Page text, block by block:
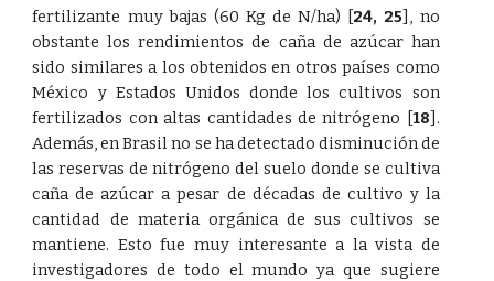
fertilizante muy bajas (60 Kg de N/ha) [24, 25] , no
obstante los rendimientos de caña de azúcar han
sido similares a los obtenidos en otros países como
México y Estados Unidos donde los cultivos son
fertilizados con altas cantidades de nitrógeno [18] .
Además, en Brasil no se ha detectado disminución de
las reservas de nitrógeno del suelo donde se cultiva
caña de azúcar a pesar de décadas de cultivo y la
cantidad de materia orgánica de sus cultivos se
mantiene. Esto fue muy interesante a la vista de
investigadores de todo el mundo ya que sugiere